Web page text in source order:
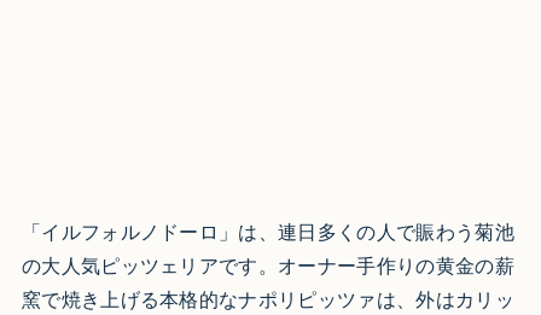
「イルフォルノドーロ」は、連日多くの人で賑わう菊池
の大人気ピッツェリアです。オーナー手作りの黄金の薪
窯で焼き上げる本格的なナポリピッツァは、外はカリッ